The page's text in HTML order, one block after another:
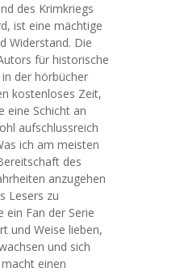
des Krimkriegs
ist eine mächtige
Widerstand. Die
für historische
der hörbücher
kostenloses Zeit,
eine Schicht an
aufschlussreich
ich am meisten
des
anzugehen
Lesers zu
ein Fan der Serie
und Weise lieben,
und sich
einen